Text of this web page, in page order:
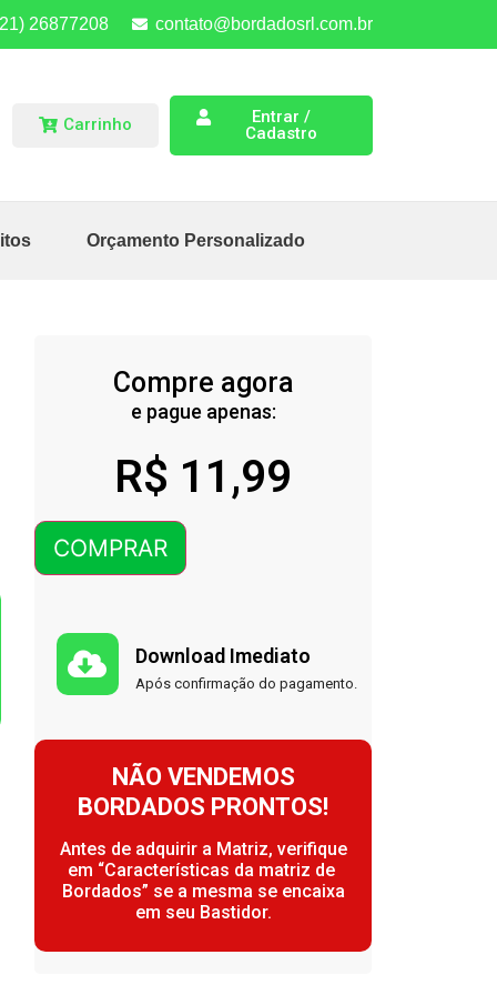
26877208 contato@bordadosrl.com.br
Carrinho
Entrar /
Cadastro
Orçamento Personalizado
Compre agora
e pague apenas:
R$ 11,99
COMPRAR
Download Imediato
Após confirmação do pagamento.
NÃO VENDEMOS
BORDADOS PRONTOS!
Antes de adquirir a Matriz, verifique
em “Características da matriz de
Bordados” se a mesma se encaixa
em seu Bastidor.